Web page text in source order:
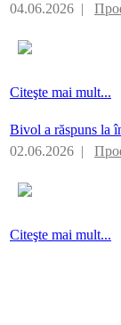
04.06.2026 |
Citeşte mai mult...
Bivol a răspuns la
02.06.2026 |
Citeşte mai mult...